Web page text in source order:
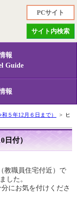
PCサイト
サイト内検索
報
Guide
報
５年12月６日まで）
> ヒ
日付）
職員住宅付近）で
した。
にお気を付けくださ